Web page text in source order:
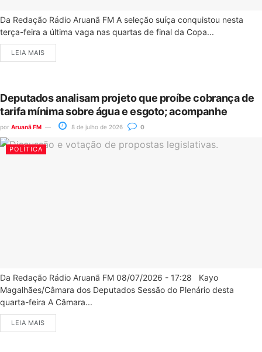
Da Redação Rádio Aruanã FM A seleção suíça conquistou nesta
terça-feira a última vaga nas quartas de final da Copa...
LEIA MAIS
Deputados analisam projeto que proíbe cobrança de
tarifa mínima sobre água e esgoto; acompanhe
por Aruanã FM 8 de julho de 2026 0
POLÍTICA
Da Redação Rádio Aruanã FM 08/07/2026 - 17:28 Kayo
Magalhães/Câmara dos Deputados Sessão do Plenário desta
quarta-feira A Câmara...
LEIA MAIS